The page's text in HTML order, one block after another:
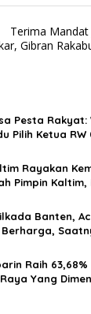
Terima Mandat
Gibran
Pesta Rakyat:
Pilih Ketua
Rayakan
Pimpin Kaltim,
Banten,
Raih
Yang